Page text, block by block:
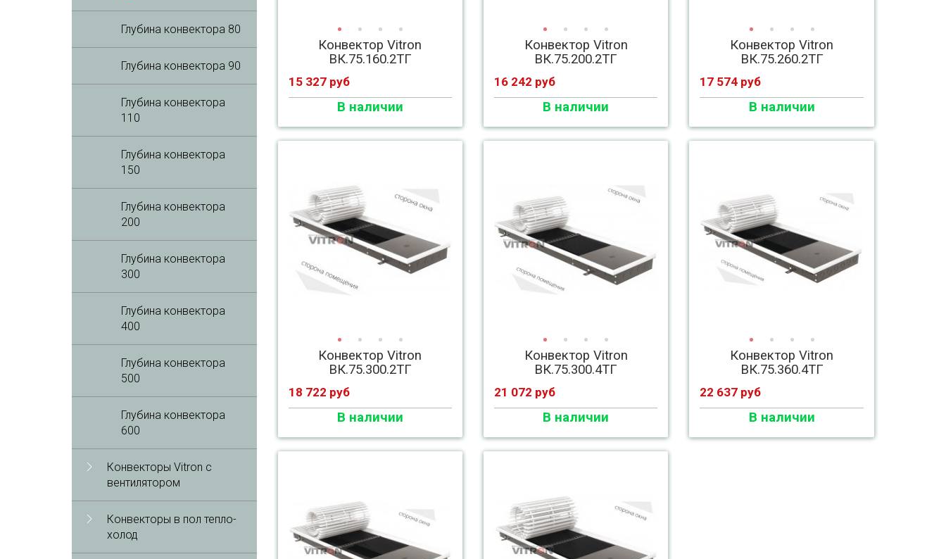
Конвектор Vitron
ВК.75.160.2ТГ
15 327 руб
В наличии
Конвектор Vitron
ВК.75.200.2ТГ
16 242 руб
В наличии
Конвектор Vitron
ВК.75.260.2ТГ
17 574 руб
В наличии
Конвектор Vitron
ВК.75.300.2ТГ
18 722 руб
В наличии
Конвектор Vitron
ВК.75.300.4ТГ
21 072 руб
В наличии
Конвектор Vitron
ВК.75.360.4ТГ
22 637 руб
В наличии
Глубина конвектора 80
Глубина конвектора 90
Глубина конвектора
110
Глубина конвектора
150
Глубина конвектора
200
Глубина конвектора
300
Глубина конвектора
400
Глубина конвектора
500
Глубина конвектора
600
Конвекторы Vitron с
вентилятором
Конвекторы в пол тепло-
холод